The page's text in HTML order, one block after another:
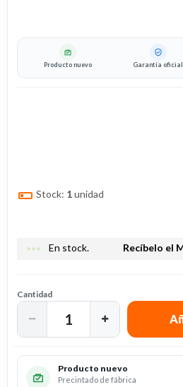
Producto nuevo Garantía oficial
Stock: 1unidad
more_horiz En stock. Recíbelo el
Cantidad
Producto nuevo
Precintado de fábrica